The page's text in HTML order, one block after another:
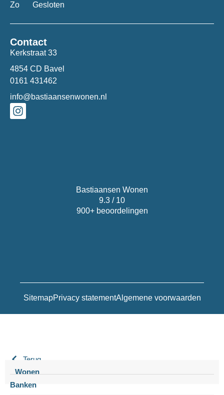
Zo Gesloten
Contact
Kerkstraat 33
4854 CD Bavel
0161 431462
info@bastiaansenwonen.nl
SitemapPrivacy statementAlgemene voorwaarden
Bastiaansen Wonen
9.3 / 10
900+ beoordelingen
Terug
Wonen
Banken